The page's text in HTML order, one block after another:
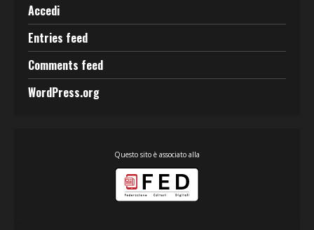
Accedi
Entries feed
Comments feed
WordPress.org
Questo sito è associato alla